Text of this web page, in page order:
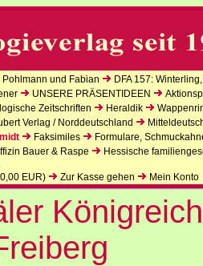
Pohlmann und Fabian
DFA 157:
UNSERE PRÄSENTIDEEN
Zeitschriften Heraldik
Verlag / Norddeutschland
Faksimiles
Formulare,
Bauer & Raspe
Hessische
0,00 EUR) Zur Kasse gehen Mein Konto
Königreich